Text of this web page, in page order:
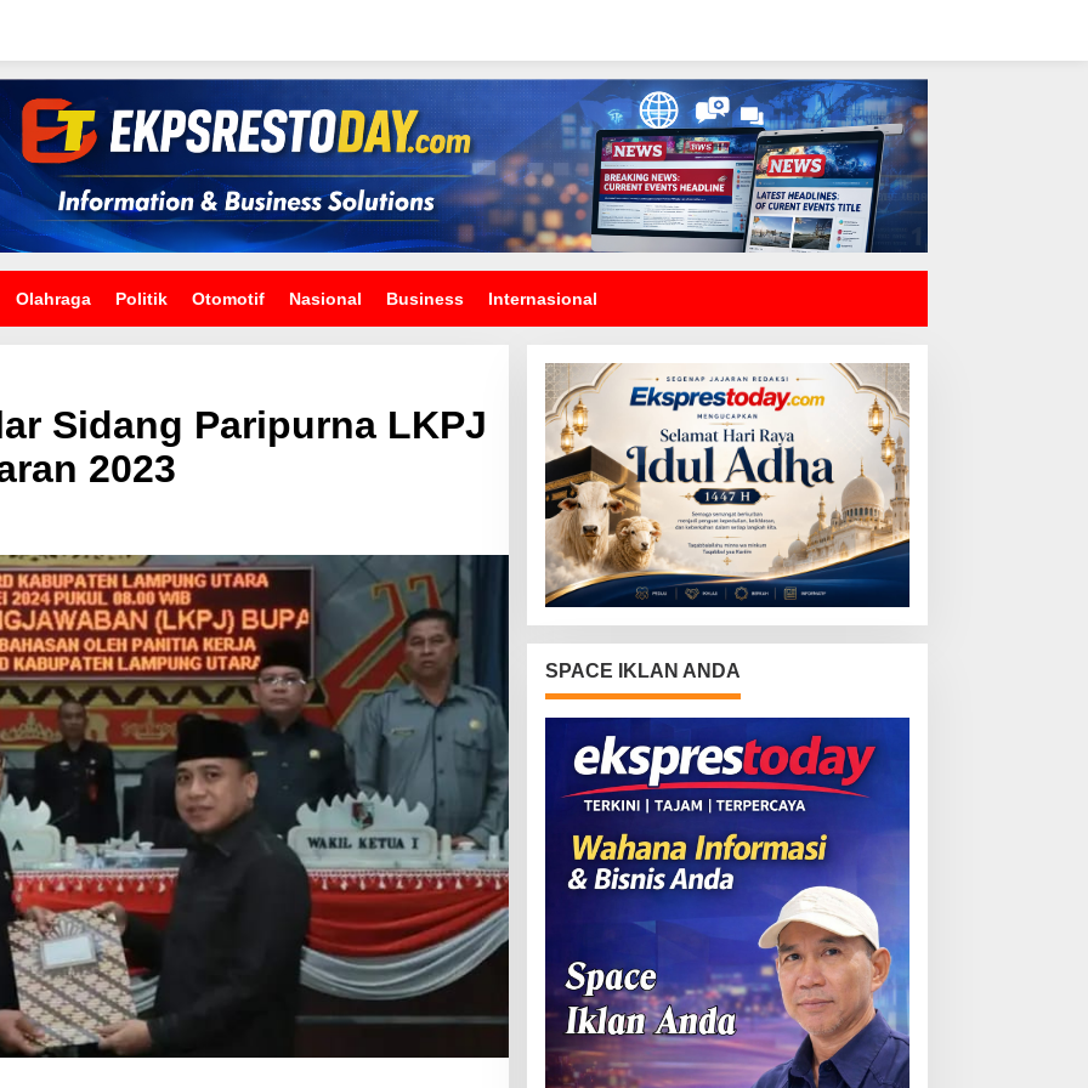
Olahraga Politik Otomotif Nasional Business Internasional
Sidang Paripurna LKPJ
2023
SPACE IKLAN ANDA